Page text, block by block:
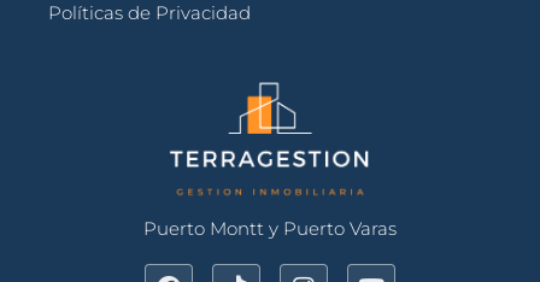
Políticas de Privacidad
Puerto Montt y Puerto Varas